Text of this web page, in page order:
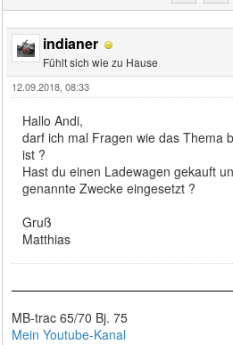
indianer
Fühlt sich wie zu Hause
12.09.2018, 08:33
Hallo Andi,
darf ich mal Fragen wie das Thema
ist ?
Hast du einen Ladewagen gekauft
genannte Zwecke eingesetzt ?
Gruß
Matthias
MB-trac 65/70 Bj. 75
Mein Youtube-Kanal